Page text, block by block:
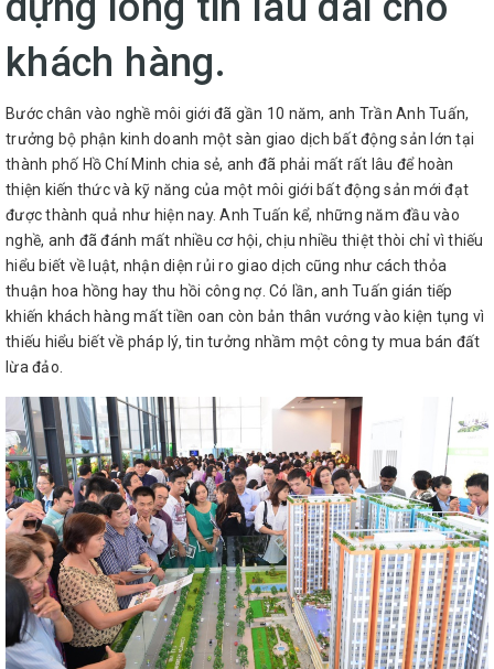
khách hàng.
Bước chân vào nghề môi giới đã gần 10 năm, anh Trần Anh Tuấn,
trưởng bộ phận kinh doanh một sàn giao dịch bất động sản lớn tại
thành phố Hồ Chí Minh chia sẻ, anh đã phải mất rất lâu để hoàn
thiện kiến thức và kỹ năng của một môi giới bất động sản mới đạt
được thành quả như hiện nay. Anh Tuấn kể, những năm đầu vào
nghề, anh đã đánh mất nhiều cơ hội, chịu nhiều thiệt thòi chỉ vì thiếu
hiểu biết về luật, nhận diện rủi ro giao dịch cũng như cách thỏa
thuận hoa hồng hay thu hồi công nợ. Có lần, anh Tuấn gián tiếp
khiến khách hàng mất tiền oan còn bản thân vướng vào kiện tụng vì
thiếu hiểu biết về pháp lý, tin tưởng nhầm một công ty mua bán đất
lừa đảo.